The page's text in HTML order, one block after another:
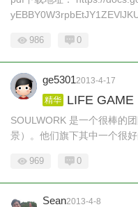
986 0
ge53012013-4-17
精华
LIFE GAME
SOULWORK 是一个很棒的
景）。他们旗下其中一个很好
969 0
Sean2013-4-8